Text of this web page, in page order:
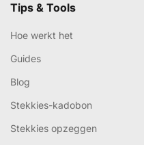
Tips & Tools
Hoe werkt het
Guides
Blog
Stekkies-kadobon
Stekkies opzeggen